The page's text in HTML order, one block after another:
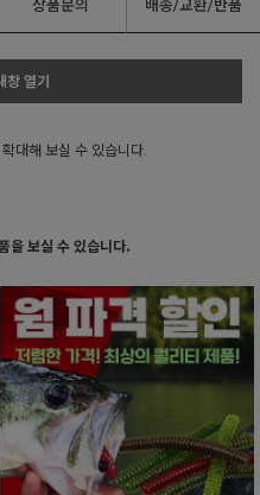
상품문의 배송/교환/반품
창 열기
대해 보실 수 있습니다.
을 보실 수 있습니다.